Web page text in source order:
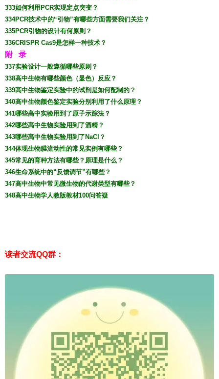
333如何利用PCR实现定点突变？
334PCR技术中的“引物”有哪些方面需要我们关注？
335PCR引物的设计有何原则？
336CRISPR Cas9是怎样一种技术？
附 录
337实验设计一般遵循哪些原则？
338高中生物有哪些颜色（显色）反应？
339高中生物鉴定实验中的试剂是如何配制的？
340高中生物颜色鉴定实验分别利用了什么原理？
341哪些高中实验用到了原子示踪法？
342哪些高中生物实验用到了酒精？
343哪些高中生物实验用到了NaCl？
344体现生物膜流动性的常见实例有哪些？
345常见的育种方法有哪些？原理是什么？
346生命系统中的“反馈调节”有哪些？
347高中生物中常见微生物的代谢类型有哪些？
348高中生物学人教版教材100问答疑
读者交流QQ群：